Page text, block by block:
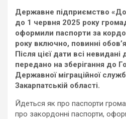
Державне підприємство
до 1 червня 2025 року
оформили паспорти за
року включно, повинні
Після цієї дати всі
передано на зберігання до
Державної міграційної
Закарпатській області.
Йдеться як про паспорти
про закордонні паспорти,